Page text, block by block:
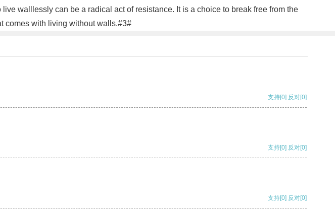
walllessly can be a radical act of resistance. It is a choice to break free from the
comes with living without walls.#3#
支持[0] 反对[0]
支持[0] 反对[0]
支持[0] 反对[0]